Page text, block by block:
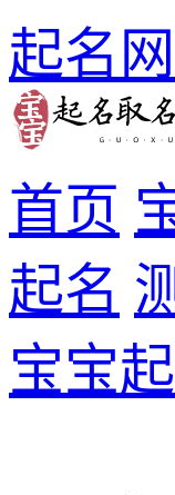
起名网
首页
起名
宝宝